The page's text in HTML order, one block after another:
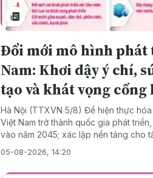
Đổi mới mô hình phát
Nam: Khơi dậy ý chí,
tạo và khát vọng cống
con người Việt Nam
Hà Nội (TTXVN 5/8) Để hiện thực
Việt Nam trở thành quốc gia phát
vào năm 2045; xác lập nền tảng cho
đạo của Đảng (2030 - 2130), Tổng Bí
nước Tô Lâm đã ký ban hành Nghị
05-08-2026, 14:20